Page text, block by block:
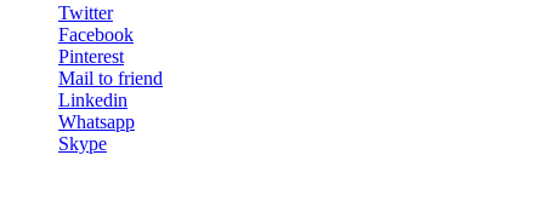
Twitter
Facebook
Pinterest
Mail to friend
Linkedin
Whatsapp
Skype